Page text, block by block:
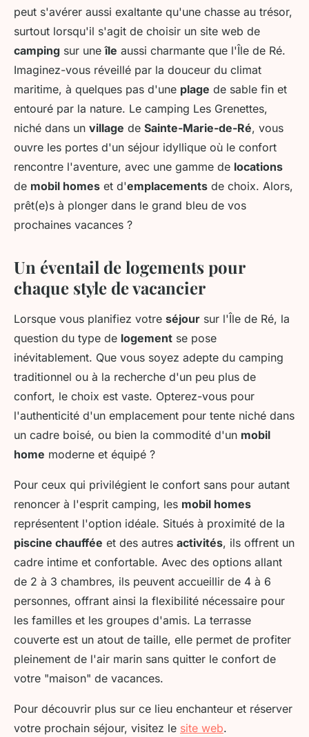
peut s'avérer aussi exaltante qu'une chasse au trésor,
surtout lorsqu'il s'agit de choisir un site web de
camping sur uneîle aussi charmante que l'Île de Ré.
Imaginez-vous réveillé par la douceur du climat
maritime, à quelques pas d'une plage de sable fin et
entouré par la nature. Le camping Les Grenettes,
niché dans un village de Sainte-Marie-de-Ré, vous
ouvre les portes d'un séjour idyllique où le confort
rencontre l'aventure, avec une gamme de locations
de mobil homes et d'emplacements de choix. Alors,
prêt(e)s à plonger dans le grand bleu de vos
prochaines vacances ?
Un éventail de logements pour
chaque style de vacancier
Lorsque vous planifiez votre séjour sur l'Île de Ré, la
question du type de logement se pose
inévitablement. Que vous soyez adepte du camping
traditionnel ou à la recherche d'un peu plus de
confort, le choix est vaste. Opterez-vous pour
l'authenticité d'un emplacement pour tente niché dans
un cadre boisé, ou bien la commodité d'un mobil
home moderne et équipé ?
Pour ceux qui privilégient le confort sans pour autant
renoncer à l'esprit camping, les mobil homes
représentent l'option idéale. Situés à proximité de la
piscine chauffée et des autres activités, ils offrent un
cadre intime et confortable. Avec des options allant
de 2 à 3 chambres, ils peuvent accueillir de 4 à 6
personnes, offrant ainsi la flexibilité nécessaire pour
les familles et les groupes d'amis. La terrasse
couverte est un atout de taille, elle permet de profiter
pleinement de l'air marin sans quitter le confort de
votre "maison" de vacances.
Pour découvrir plus sur ce lieu enchanteur et réserver
votre prochain séjour, visitez le site web.